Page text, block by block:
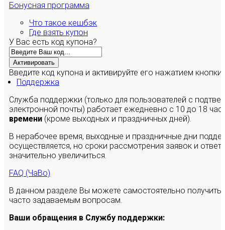
Бонусная программа
Что такое кешбэк
Где взять купон
У Вас есть код купона?
Активировать
Введите код купона и активируйте его нажатием кнопки
Поддержка
Служба поддержки (только для пользователей с
электронной почты) работает ежедневно с 10 до 18
времени (кроме выходных и праздничных дней).
В нерабочее время, выходные и праздничные дни
осуществляется, но сроки рассмотрения заявок и
значительно увеличиться.
FAQ (ЧаВо)
В данном разделе Вы можете самостоятельно
часто задаваемым вопросам.
Ваши обращения в Службу поддержки: